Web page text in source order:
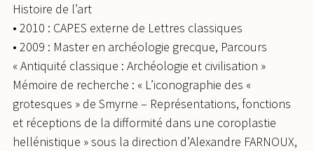
Histoire de l’art
• 2010 : CAPES externe de Lettres classiques
• 2009 : Master en archéologie grecque, Parcours
« Antiquité classique : Archéologie et civilisation »
Mémoire de recherche : « L’iconographie des «
grotesques » de Smyrne – Représentations, fonctions
et réceptions de la difformité dans une coroplastie
hellénistique » sous la direction d’Alexandre FARNOUX,